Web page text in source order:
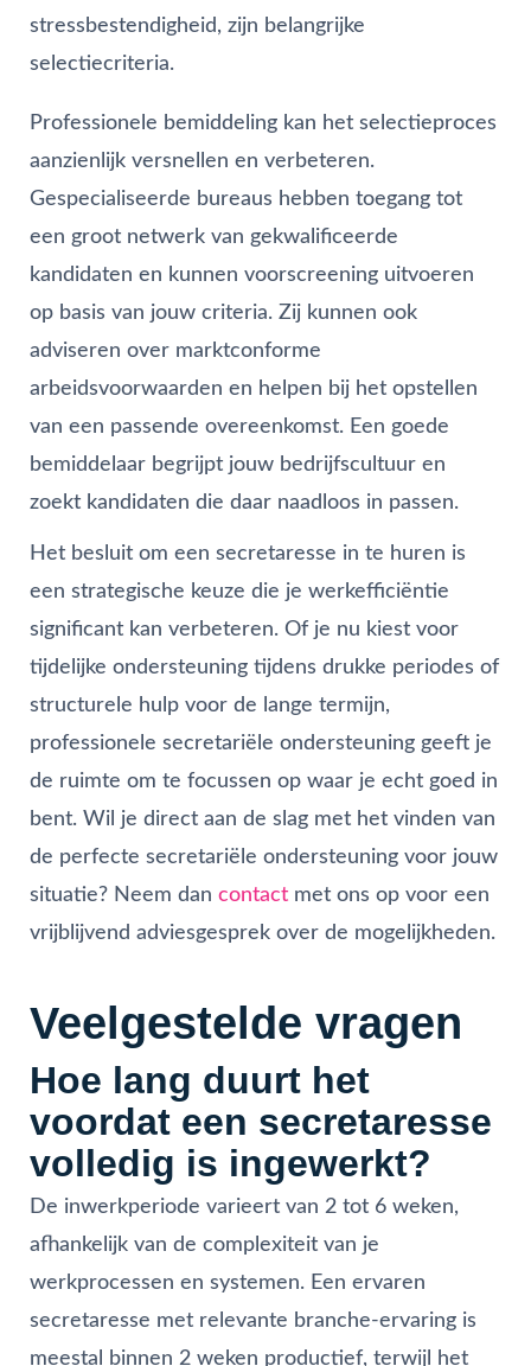
stressbestendigheid, zijn belangrijke
selectiecriteria.
Professionele bemiddeling kan het selectieproces
aanzienlijk versnellen en verbeteren.
Gespecialiseerde bureaus hebben toegang tot
een groot netwerk van gekwalificeerde
kandidaten en kunnen voorscreening uitvoeren
op basis van jouw criteria. Zij kunnen ook
adviseren over marktconforme
arbeidsvoorwaarden en helpen bij het opstellen
van een passende overeenkomst. Een goede
bemiddelaar begrijpt jouw bedrijfscultuur en
zoekt kandidaten die daar naadloos in passen.
Het besluit om een secretaresse in te huren is
een strategische keuze die je werkefficiëntie
significant kan verbeteren. Of je nu kiest voor
tijdelijke ondersteuning tijdens drukke periodes of
structurele hulp voor de lange termijn,
professionele secretariële ondersteuning geeft je
de ruimte om te focussen op waar je echt goed in
bent. Wil je direct aan de slag met het vinden van
de perfecte secretariële ondersteuning voor jouw
situatie? Neem dan contact met ons op voor een
vrijblijvend adviesgesprek over de mogelijkheden.
Veelgestelde vragen
Hoe lang duurt het
voordat een secretaresse
volledig is ingewerkt?
De inwerkperiode varieert van 2 tot 6 weken,
afhankelijk van de complexiteit van je
werkprocessen en systemen. Een ervaren
secretaresse met relevante branche-ervaring is
meestal binnen 2 weken productief, terwijl het